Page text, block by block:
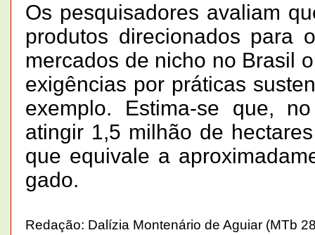
Os pesquisadores avaliam
produtos direcionados para
mercados de nicho no Brasil
exigências por práticas
exemplo. Estima-se que,
atingir 1,5 milhão de
que equivale a
gado.
Redação: Dalízia Montenário de Aguiar (MTb